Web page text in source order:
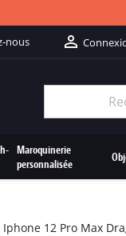
nous 
Maroquinerie
personnalisée
12 Pro Max